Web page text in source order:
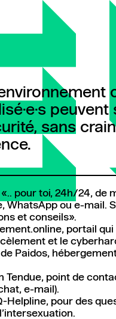
sans
«.. pour toi, 24h/24, de
WhatsApp ou e-mail.
et conseils».
, portail
et le
Paidos,
Tendue, point de
e-mail).
Helpline, pour des